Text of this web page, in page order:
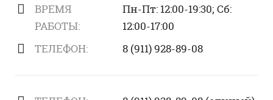
ВРЕМЯ
РАБОТЫ:
Пн-Пт: 12:00-19:30; Сб:
12:00-17:00
ТЕЛЕФОН:
8 (911) 928-89-08